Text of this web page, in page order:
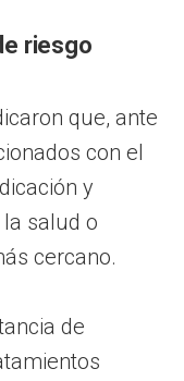
riesgo
que, ante
con el
y
salud o
cercano.
de